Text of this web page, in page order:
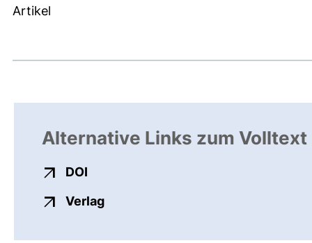
Artikel
Alternative Links zum Volltext
DOI
Verlagexterner Link, öffnet neues